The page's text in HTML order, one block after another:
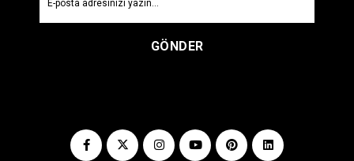
GÖNDER